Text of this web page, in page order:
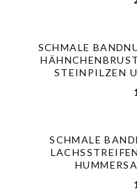
SCHMALE
STEINPILZEN
SCHMALE